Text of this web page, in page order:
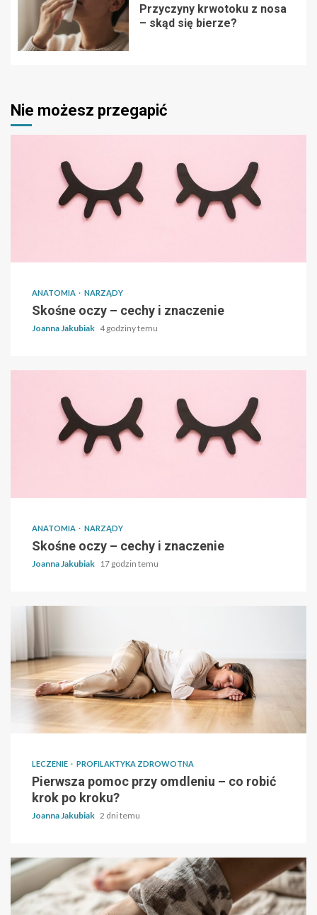
Przyczyny krwotoku z nosa
– skąd się bierze?
Nie możesz przegapić
ANATOMIA NARZĄDY
Skośne oczy – cechy i znaczenie
Joanna Jakubiak 4 godziny temu
ANATOMIA NARZĄDY
Skośne oczy – cechy i znaczenie
Joanna Jakubiak 17 godzin temu
LECZENIE PROFILAKTYKA ZDROWOTNA
Pierwsza pomoc przy omdleniu – co robić
krok po kroku?
Joanna Jakubiak 2 dni temu